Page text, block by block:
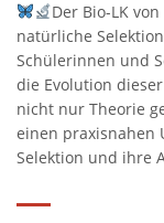
Der Bio-LK
natürliche
Schülerinnen und
die Evolution
nicht nur Theorie
einen praxisnahen
Selektion und ihre